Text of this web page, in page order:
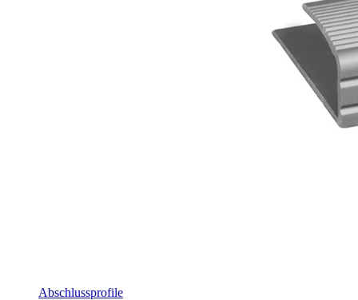
Abschlussprofile